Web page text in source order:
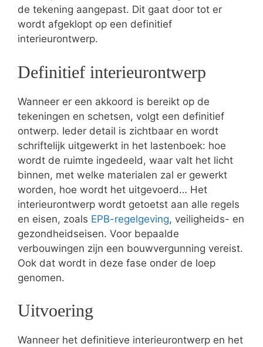
de tekening aangepast. Dit gaat door tot er
wordt afgeklopt op een definitief
interieurontwerp.
Definitief interieurontwerp
Wanneer er een akkoord is bereikt op de
tekeningen en schetsen, volgt een definitief
ontwerp. Ieder detail is zichtbaar en wordt
schriftelijk uitgewerkt in het lastenboek: hoe
wordt de ruimte ingedeeld, waar valt het licht
binnen, met welke materialen zal er gewerkt
worden, hoe wordt het uitgevoerd… Het
interieurontwerp wordt getoetst aan alle regels
en eisen, zoals EPB-regelgeving, veiligheids- en
gezondheidseisen. Voor bepaalde
verbouwingen zijn een bouwvergunning vereist.
Ook dat wordt in deze fase onder de loep
genomen.
Uitvoering
Wanneer het definitieve interieurontwerp en het